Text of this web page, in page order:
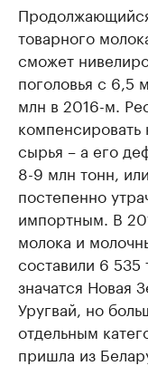
Управляйте страницей
бренды спикеров
товарного
сможет
поголовья с 6,5
млн в 2016-м.
сырья – а его
8-9 млн тонн,
постепенно
импортным. В
молока и
составили 6
значатся Новая
Уругвай, но
отдельным
пришла из